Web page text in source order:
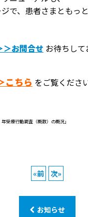
で、患者さまともっ
＞お問合せ お待ちして
こちら をご覧くださ
受療行動調査（概数）の概況」
«前 次»
お知らせ